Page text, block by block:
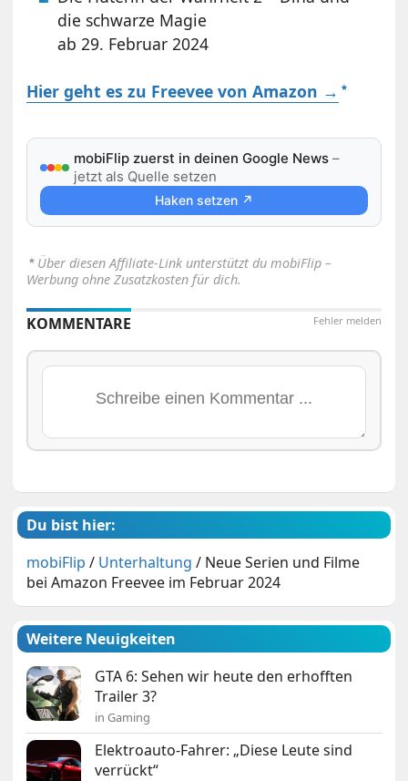
die schwarze Magie
ab 29. Februar 2024
Hier geht es zu Freevee von Amazon →
mobiFlip zuerst in deinen Google News –
jetzt als Quelle setzen
Haken setzen ↗
⋆ Über diesen Affiliate-Link unterstützt du mobiFlip –
Werbung ohne Zusatzkosten für dich.
Fehler melden
KOMMENTARE
Du bist hier:
mobiFlip / Unterhaltung / Neue Serien und Filme
bei Amazon Freevee im Februar 2024
Weitere Neuigkeiten
GTA 6: Sehen wir heute den erhofften
Trailer 3?
in Gaming
Elektroauto-Fahrer: „Diese Leute sind
verrückt“